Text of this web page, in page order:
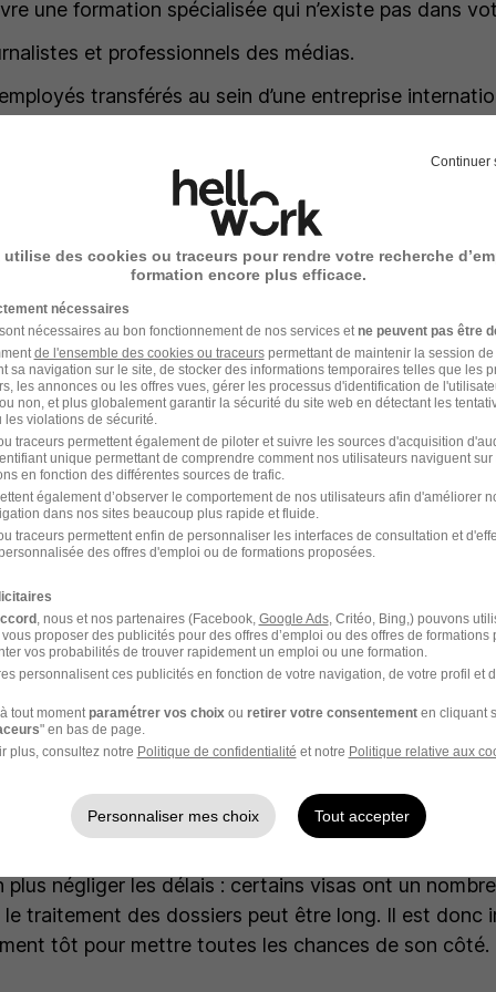
une formation spécialisée qui n’existe pas dans
et professionnels des médias.
transférés au sein d’une entreprise
travailleurs religieux affiliés à une organisation
professionnels venant du Canada ou du Mexique.
personnes ayant des réalisations exceptionnelles
de travailler longtemps aux États-Unis et
résidence. La plupart nécessitent qu’un employeur
:
professionnels aux compétences exceptionnelles.
professionnels hautement qualifiés.
un visa ?
de travail aux États-Unis, il y a quelques étapes à
trouver un employeur américain prêt à vous
tous les documents nécessaires :
d’
plus négliger les délais : certains visas ont un
traitement des dossiers peut être long. Il est donc
tôt pour mettre toutes les chances de son côté.
Continuer
utilise des cookies ou traceurs pour rendre votre recherche
formation encore plus efficace.
nécessaires
nécessaires au bon fonctionnement de nos services et ne peuvent pas être
de l'ensemble des cookies ou traceurspermettant de maintenir la session
sa navigation sur le site, de stocker des informations temporaires telles que les
les annonces ou les offres vues, gérer les processus d'identification de
non, et plus globalement garantir la sécurité du site web en détectant les
violations de sécurité.
traceurs permettent également de piloter et suivre les sources d'acquisition
unique permettant de comprendre comment nos utilisateurs naviguent sur
en fonction des différentes sources de trafic.
également d’observer le comportement de nos utilisateurs afin d'améliorer
dans nos sites beaucoup plus rapide et fluide.
traceurs permettent enfin de personnaliser les interfaces de consultation et
des offres d'emploi ou de formations proposées.
, nous et nos partenaires (Facebook, Google Ads, Critéo, Bing,) pouvons
proposer des publicités pour des offres d’emploi ou des offres de formations
vos probabilités de trouver rapidement un emploi ou une formation.
personnalisent ces publicités en fonction de votre navigation, de votre profil et
tout moment paramétrer vos choix ou retirer votre consentementen cliquant
" en bas de page.
plus, consultez notre Politique de confidentialité et notre Politique relative aux
Personnaliser mes choix Tout accepter